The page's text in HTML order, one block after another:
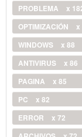
PROBLEMA
x
OPTIMIZACIÓN
x
WINDOWS
x 88
ANTIVIRUS
x 86
PAGINA
x 85
PC
x 82
ERROR
x 72